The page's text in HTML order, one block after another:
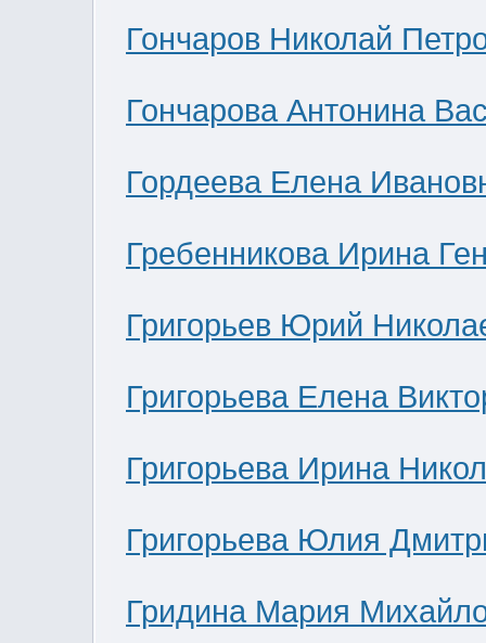
Гончаров Николай
Гончарова Антонина
Гордеева Елена
Гребенникова Ирина
Григорьев Юрий
Григорьева Елена
Григорьева Ирина
Григорьева Юлия
Гридина Мария